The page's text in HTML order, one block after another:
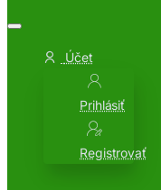
Účet
Prihlásiť
Registrovať